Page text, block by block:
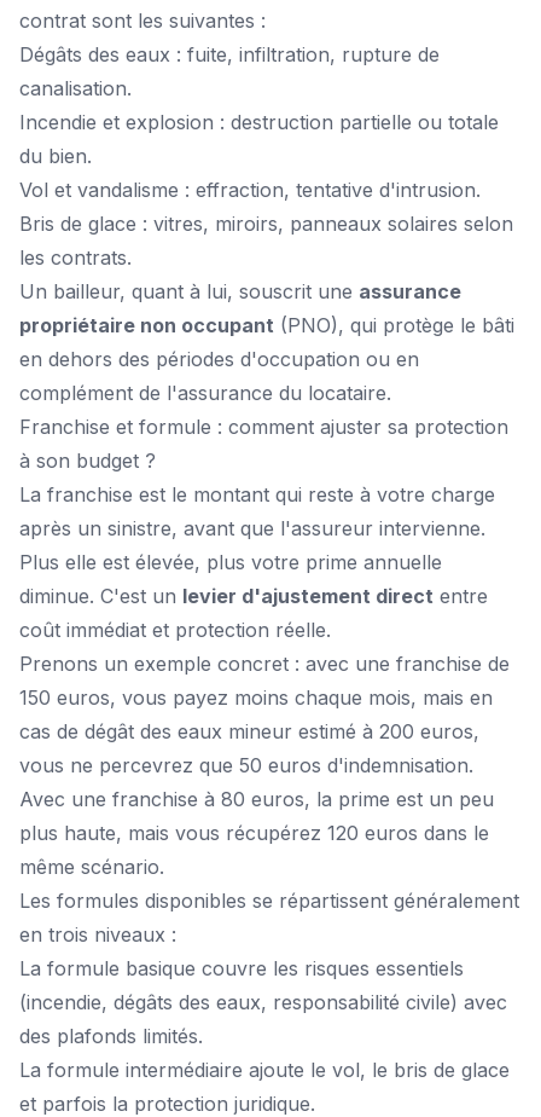
contrat sont les suivantes :
Dégâts des eaux : fuite, infiltration, rupture de
canalisation.
Incendie et explosion : destruction partielle ou totale
du bien.
Vol et vandalisme : effraction, tentative d'intrusion.
Bris de glace : vitres, miroirs, panneaux solaires selon
les contrats.
Un bailleur, quant à lui, souscrit une assurance
propriétaire non occupant (PNO), qui protège le bâti
en dehors des périodes d'occupation ou en
complément de l'assurance du locataire.
Franchise et formule : comment ajuster sa protection
à son budget ?
La franchise est le montant qui reste à votre charge
après un sinistre, avant que l'assureur intervienne.
Plus elle est élevée, plus votre prime annuelle
diminue. C'est un levier d'ajustement direct entre
coût immédiat et protection réelle.
Prenons un exemple concret : avec une franchise de
150 euros, vous payez moins chaque mois, mais en
cas de dégât des eaux mineur estimé à 200 euros,
vous ne percevrez que 50 euros d'indemnisation.
Avec une franchise à 80 euros, la prime est un peu
plus haute, mais vous récupérez 120 euros dans le
même scénario.
Les formules disponibles se répartissent généralement
en trois niveaux :
La formule basique couvre les risques essentiels
(incendie, dégâts des eaux, responsabilité civile) avec
des plafonds limités.
La formule intermédiaire ajoute le vol, le bris de glace
et parfois la protection juridique.